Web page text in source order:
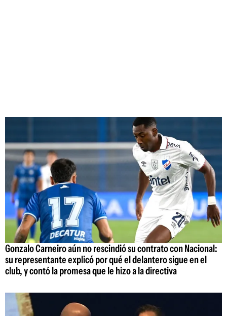
Gonzalo Carneiro aún no rescindió su contrato con Nacional:
su representante explicó por qué el delantero sigue en el
club, y contó la promesa que le hizo a la directiva